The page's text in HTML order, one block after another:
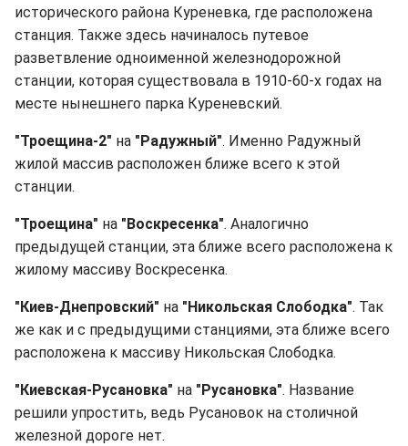
исторического района Куреневка, где расположена
станция. Также здесь начиналось путевое
разветвление одноименной железнодорожной
станции, которая существовала в 1910-60-х годах на
месте нынешнего парка Куреневский.
"Троещина-2" на "Радужный". Именно Радужный
жилой массив расположен ближе всего к этой
станции.
"Троещина" на "Воскресенка". Аналогично
предыдущей станции, эта ближе всего расположена к
жилому массиву Воскресенка.
"Киев-Днепровский" на "Никольская Слободка". Так
же как и с предыдущими станциями, эта ближе всего
расположена к массиву Никольская Слободка.
"Киевская-Русановка" на "Русановка". Название
решили упростить, ведь Русановок на столичной
железной дороге нет.